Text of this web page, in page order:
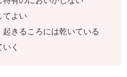
てよい
きるころには乾いている
く